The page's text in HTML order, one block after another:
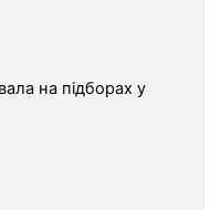
на підборах у